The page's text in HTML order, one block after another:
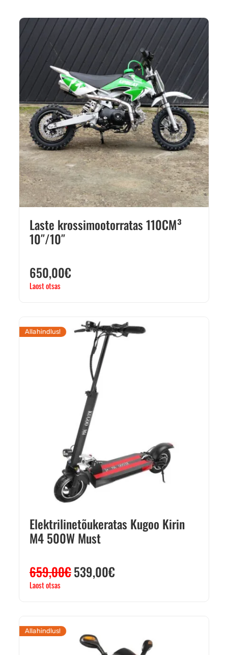
Laste krossimootorratas 110CM³
10″/10″
650,00€
Laost otsas
Allahindlus!
Elektrilinetõukeratas Kugoo Kirin
M4 500W Must
659,00€539,00€
Laost otsas
Allahindlus!